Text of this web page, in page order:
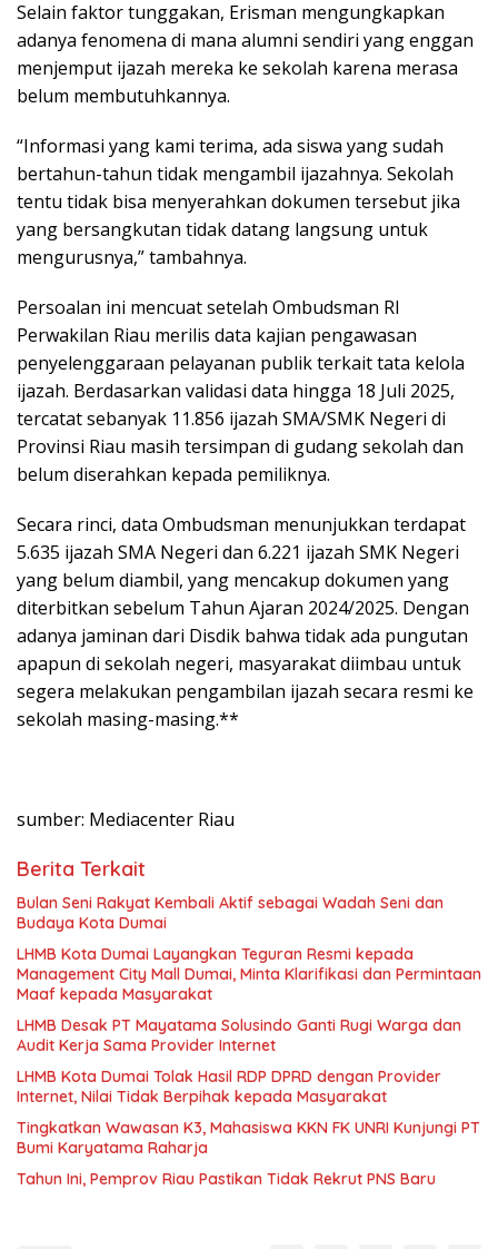
Selain faktor tunggakan, Erisman mengungkapkan
adanya fenomena di mana alumni sendiri yang enggan
menjemput ijazah mereka ke sekolah karena merasa
belum membutuhkannya.
“Informasi yang kami terima, ada siswa yang sudah
bertahun-tahun tidak mengambil ijazahnya. Sekolah
tentu tidak bisa menyerahkan dokumen tersebut jika
yang bersangkutan tidak datang langsung untuk
mengurusnya,” tambahnya.
Persoalan ini mencuat setelah Ombudsman RI
Perwakilan Riau merilis data kajian pengawasan
penyelenggaraan pelayanan publik terkait tata kelola
ijazah. Berdasarkan validasi data hingga 18 Juli 2025,
tercatat sebanyak 11.856 ijazah SMA/SMK Negeri di
Provinsi Riau masih tersimpan di gudang sekolah dan
belum diserahkan kepada pemiliknya.
Secara rinci, data Ombudsman menunjukkan terdapat
5.635 ijazah SMA Negeri dan 6.221 ijazah SMK Negeri
yang belum diambil, yang mencakup dokumen yang
diterbitkan sebelum Tahun Ajaran 2024/2025. Dengan
adanya jaminan dari Disdik bahwa tidak ada pungutan
apapun di sekolah negeri, masyarakat diimbau untuk
segera melakukan pengambilan ijazah secara resmi ke
sekolah masing-masing.**
sumber: Mediacenter Riau
Berita Terkait
Bulan Seni Rakyat Kembali Aktif sebagai Wadah Seni dan
Budaya Kota Dumai
LHMB Kota Dumai Layangkan Teguran Resmi kepada
Management City Mall Dumai, Minta Klarifikasi dan Permintaan
Maaf kepada Masyarakat
LHMB Desak PT Mayatama Solusindo Ganti Rugi Warga dan
Audit Kerja Sama Provider Internet
LHMB Kota Dumai Tolak Hasil RDP DPRD dengan Provider
Internet, Nilai Tidak Berpihak kepada Masyarakat
Tingkatkan Wawasan K3, Mahasiswa KKN FK UNRI Kunjungi PT
Bumi Karyatama Raharja
Tahun Ini, Pemprov Riau Pastikan Tidak Rekrut PNS Baru